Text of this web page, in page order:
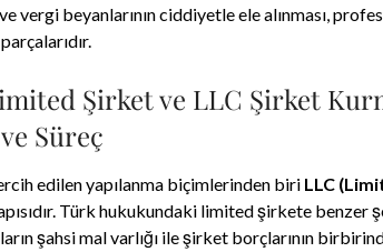
vergi beyanlarının ciddiyetle ele alınması,
Şirket ve LLC Şirket
Süreç
edilen yapılanma biçimlerinden biri LLC
Türk hukukundaki limited şirkete benzer
şahsi mal varlığı ile şirket borçlarının